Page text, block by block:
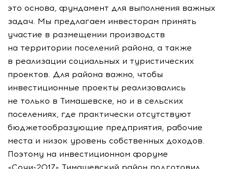
это основа, фундамент для выполнения важных
задач. Мы предлагаем инвесторам принять
участие в размещении производств
на территории поселений района, а также
в реализации социальных и туристических
проектов. Для района важно, чтобы
инвестиционные проекты реализовались
не только в Тимашевске, но и в сельских
поселениях, где практически отсутствуют
бюджетообразующие предприятия, рабочие
места и низок уровень собственных доходов.
Поэтому на инвестиционном форуме